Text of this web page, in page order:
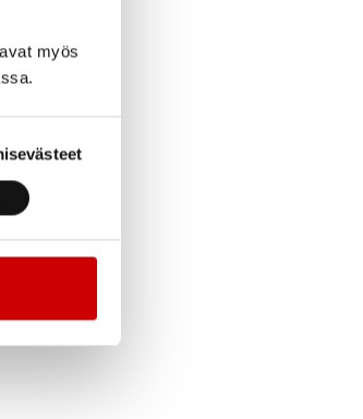
myös